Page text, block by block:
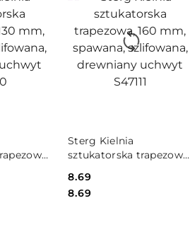
Sterg Kielnia
sztukatorska trapezowa,
szlifowana, drewniany
uchwyt S47111
Cena:
8.69
Cena:
8.69
DO KOSZYKA